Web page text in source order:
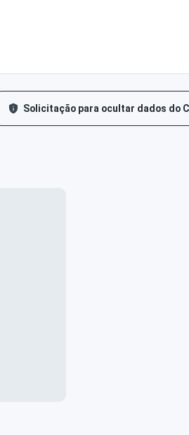
Solicitação para ocultar dados do